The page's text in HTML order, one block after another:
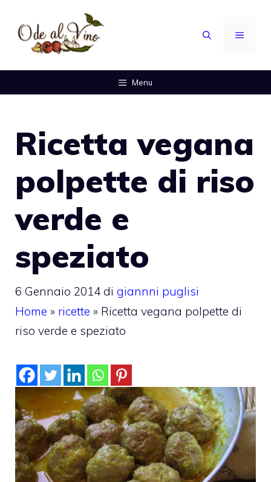
contenuto
MENU
Menu
Ricetta vegana
polpette di riso
verde e
speziato
6 Gennaio 2014 di giannni puglisi
Home » ricette » Ricetta vegana polpette di
riso verde e speziato